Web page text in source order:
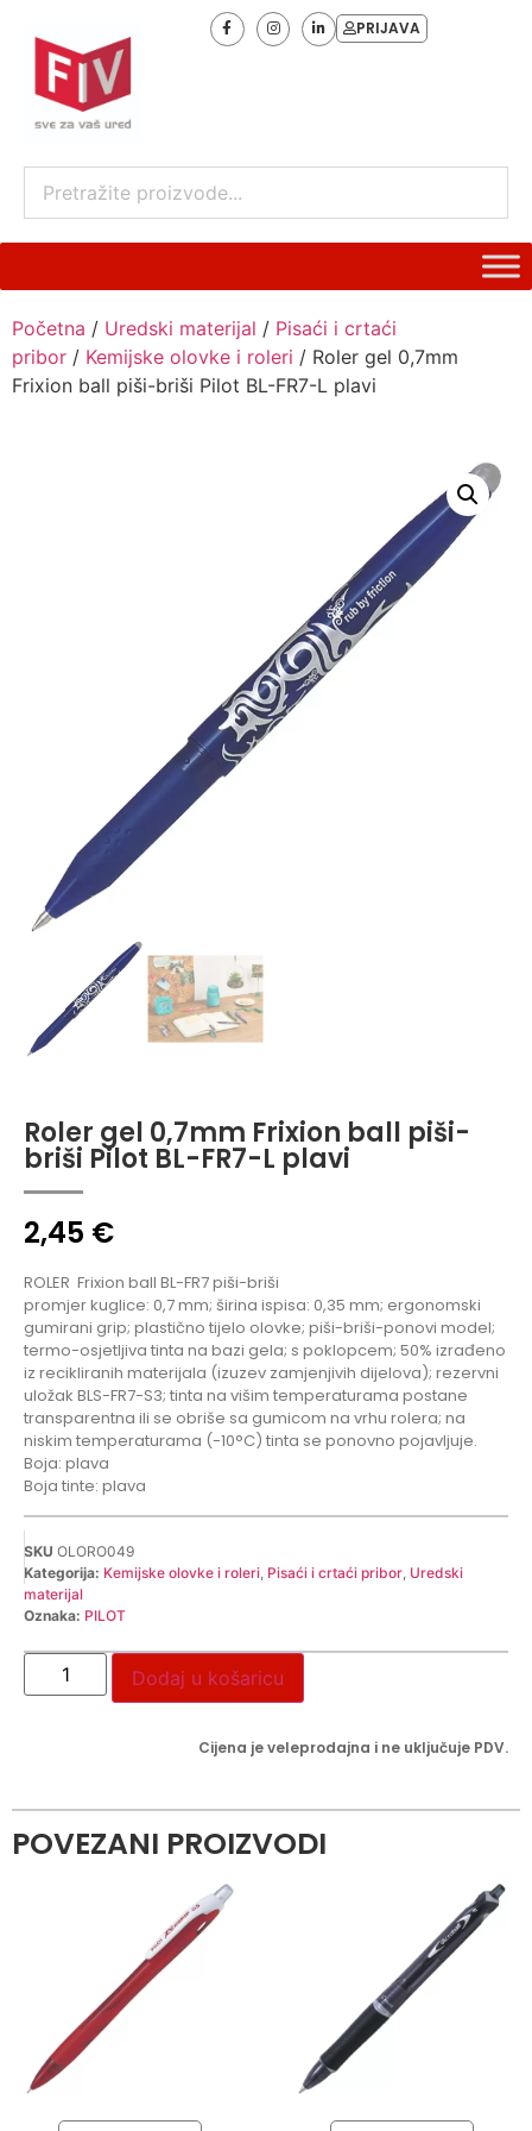
PRIJAVA
Početna / Uredski materijal / Pisaći i crtaći
pribor / Kemijske olovke i roleri / Roler gel 0,7mm
Frixion ball piši-briši Pilot BL-FR7-L plavi
Roler gel 0,7mm Frixion ball piši-
briši Pilot BL-FR7-L plavi
2,45 €
ROLER Frixion ball BL-FR7 piši-briši
promjer kuglice: 0,7 mm; širina ispisa: 0,35 mm; ergonomski
gumirani grip; plastično tijelo olovke; piši-briši-ponovi model;
termo-osjetljiva tinta na bazi gela; s poklopcem; 50% izrađeno
iz recikliranih materijala (izuzev zamjenjivih dijelova); rezervni
uložak BLS-FR7-S3; tinta na višim temperaturama postane
transparentna ili se obriše sa gumicom na vrhu rolera; na
niskim temperaturama (-10°C) tinta se ponovno pojavljuje.
Boja: plava
Boja tinte: plava
SKU OLORO049
Kategorija: Kemijske olovke i roleri Pisaći i crtaći pribor Uredski
materijal
Oznaka: PILOT
Dodaj u košaricu
Cijena je veleprodajna i ne uključuje PDV.
POVEZANI PROIZVODI